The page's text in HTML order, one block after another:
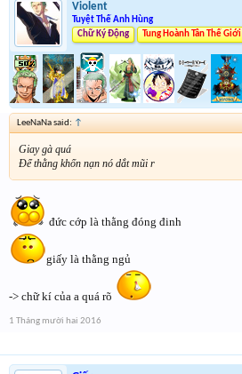
Violent
Tuyệt Thế Anh Hùng
Chữ Ký Động
Tung Hoành Tân Thế Giới
LeeNaNa said: ↑
Giay gà quá
Để thằng khốn nạn nó dắt mũi r
đức cớp là thằng đóng đinh
giấy là thằng ngủ
-> chữ kí của a quá rõ
1 Tháng mười hai 2016